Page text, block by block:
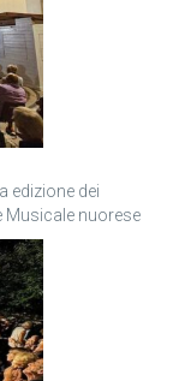
edizione dei
Musicale nuorese